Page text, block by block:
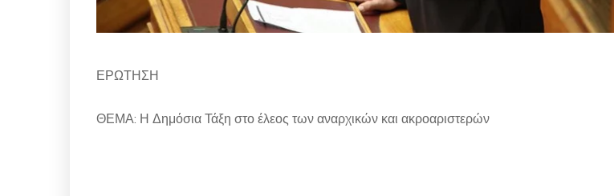
ΕΡΩΤΗΣΗ
ΘΕΜΑ: Η Δημόσια Τάξη στο έλεος των αναρχικών και ακροαριστερών